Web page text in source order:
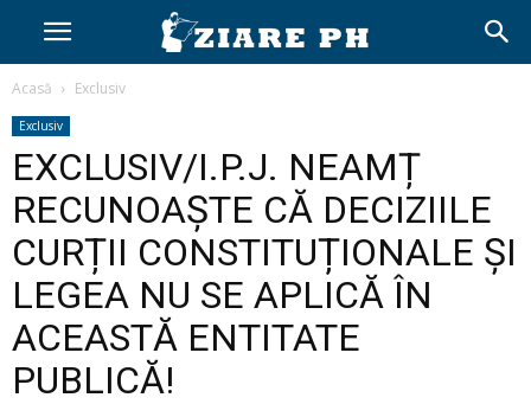
Acasă Exclusiv
Exclusiv
EXCLUSIV/I.P.J. NEAMȚ
RECUNOAȘTE CĂ DECIZIILE
CURȚII CONSTITUȚIONALE ȘI
LEGEA NU SE APLICĂ ÎN
ACEASTĂ ENTITATE
PUBLICĂ!